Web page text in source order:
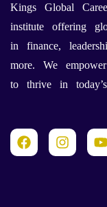
Kings Global
institute offering
in finance,
more. We
to thrive in